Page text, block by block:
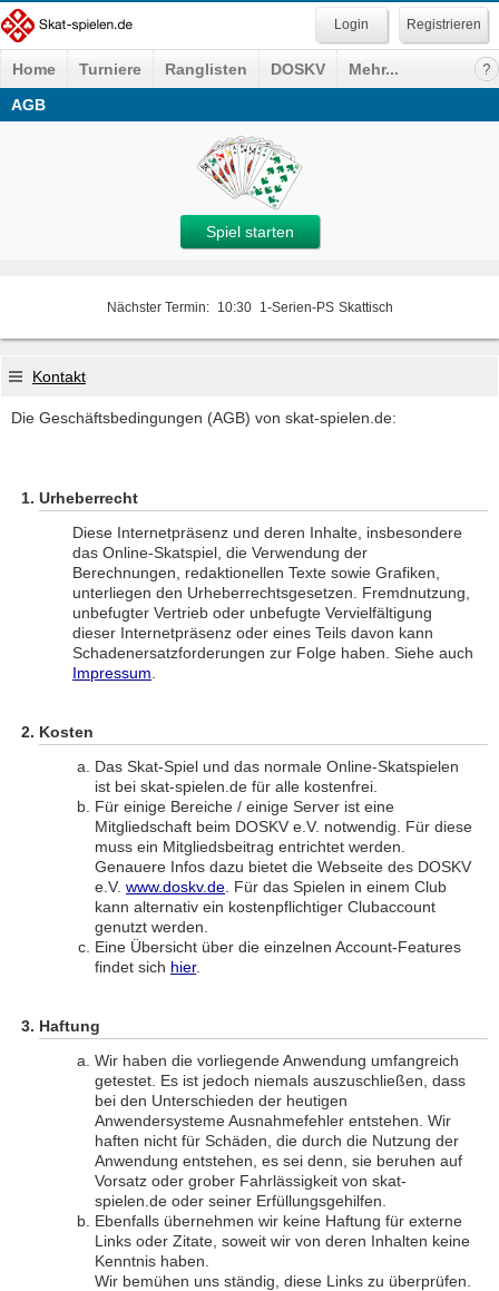
Registrieren
Home Turniere Ranglisten DOSKV
Mehr...
AGB
Spiel starten
Nächster Termin: 10:30 1-Serien-PS Skattisch
Kontakt
Die Geschäftsbedingungen (AGB) von skat-spielen.de:
Urheberrecht
Diese Internetpräsenz und deren Inhalte, insbesondere
das Online-Skatspiel, die Verwendung der
Berechnungen, redaktionellen Texte sowie Grafiken,
unterliegen den Urheberrechtsgesetzen. Fremdnutzung,
unbefugter Vertrieb oder unbefugte Vervielfältigung
dieser Internetpräsenz oder eines Teils davon kann
Schadenersatzforderungen zur Folge haben. Siehe auch
Impressum
Kosten
Das Skat-Spiel und das normale Online-Skatspielen
ist bei skat-spielen.de für alle kostenfrei.
Für einige Bereiche / einige Server ist eine
Mitgliedschaft beim DOSKV e.V. notwendig. Für diese
muss ein Mitgliedsbeitrag entrichtet werden.
Genauere Infos dazu bietet die Webseite des DOSKV
e.V. www.doskv.de . Für das Spielen in einem Club
kann alternativ ein kostenpflichtiger Clubaccount
genutzt werden.
Eine Übersicht über die einzelnen Account-Features
findet sich hier.
Haftung
Wir haben die vorliegende Anwendung umfangreich
getestet. Es ist jedoch niemals auszuschließen, dass
bei den Unterschieden der heutigen
Anwendersysteme Ausnahmefehler entstehen. Wir
haften nicht für Schäden, die durch die Nutzung der
Anwendung entstehen, es sei denn, sie beruhen auf
Vorsatz oder grober Fahrlässigkeit von skat-
spielen.de oder seiner Erfüllungsgehilfen.
Ebenfalls übernehmen wir keine Haftung für externe
Links oder Zitate, soweit wir von deren Inhalten keine
Kenntnis haben.
Wir bemühen uns ständig, diese Links zu überprüfen.